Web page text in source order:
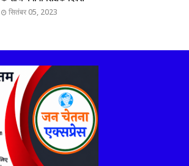
सितंबर 05, 2023